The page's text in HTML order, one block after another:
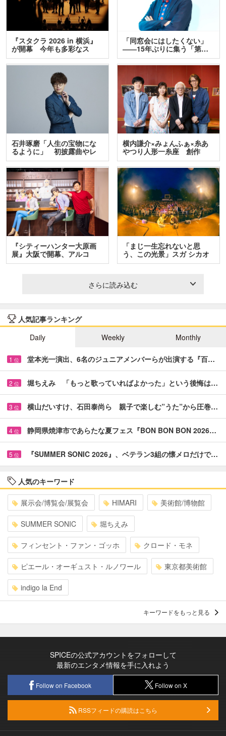
『スタクラ 2026 in 横浜』
が開幕 今年も多彩なス
テ…
「同窓会にはしたくない」
――15年ぶりに集う「第…
石井琢磨「人生の宝物にな
るように」 初披露曲やレ
ア…
横内謙介×みょんふぁ×糸あ
やつり人形一糸座 創作
人…
『シティーハンター大原画
展』大阪で開幕、アルコ
＆…
「まじ一生忘れないと思
う、この光景」スガ シカオ
と…
さらに読み込む
人気記事ランキング
Daily
Weekly Monthly
1 位 堂本光一演出、6名のジュニアメンバーらが出演する『百…
2 位 堀ちえみ 「もっと歌っていればよかった」という後悔は…
3 位 横山だいすけ、石田泰尚ら 親子で楽しむ”うた”から圧巻…
4 位 静岡県焼津市であらたな夏フェス『BON BON BON 2026…
5 位 『SUMMER SONIC 2026』、ベテラン3組の懐メロだけで…
人気のキーワード
展示会/博覧会/展覧会 HIMARI 美術館/博物館
SUMMER SONIC 堀ちえみ
フィンセント・ファン・ゴッホ クロード・モネ
ピエール・オーギュスト・ルノワール 東京都美術館
indigo la End
キーワードをもっと見る
SPICEの公式アカウントをフォローして
最新のエンタメ情報を手に入れよう
Follow on Facebook Follow on X
RSSフィードの購読はこちら